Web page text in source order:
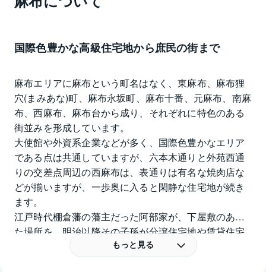
国際色豊かな高級住宅地から庶民の街まで
麻布エリアに麻布という町名はなく、東麻布、麻布狸
穴(まみあな)町、麻布永坂町、麻布十番、元麻布、南麻
布、西麻布、麻布台から成り、それぞれに特色のある
街並みを形成しています。
大使館や外資系企業などが多く、国際色豊かなエリア
である点は共通していますが、六本木通りと外苑西通
りの交差点周辺の西麻布は、表通りは有名な焼肉店な
どが揃いますが、一歩奥に入ると閑静な住宅地が続き
ます。
江戸時代棚倉藩の藩主だった阿部家が、下屋敷のあっ
た場所を、明治以降その子孫が分譲住宅地や賃貸住宅
を開発してきたという経緯があります。
そこに明治・大正から昭和にかけて、当時の都心から
もっと見る